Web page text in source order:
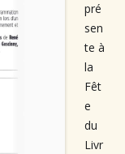
pré
sen
te à
la
Fêt
e
du
Livr